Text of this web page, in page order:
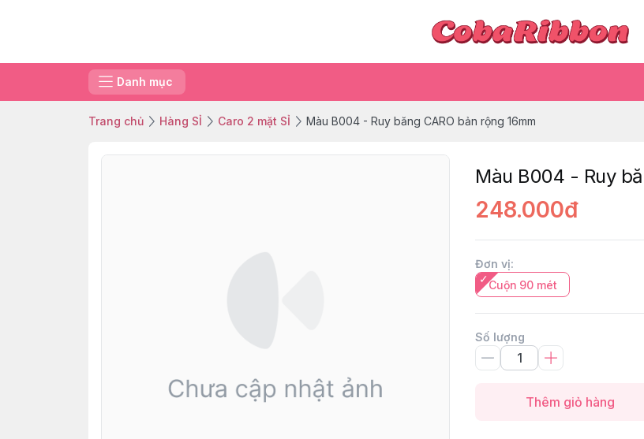
Danh mục
Trang chủ Hàng SỈ Caro 2 mặt SỈ Màu B004 - Ruy băng CARO bản rộng 16mm
Màu B004 - Ruy
248.000đ
Đơn vị:
Cuộn 90 mét
Số lượng
Thêm giỏ hàng